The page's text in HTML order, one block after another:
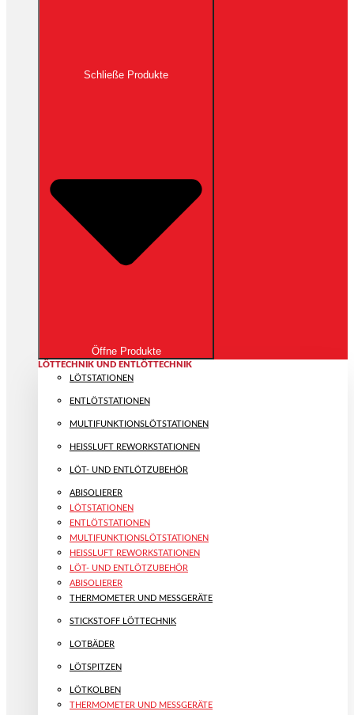
Schließe Produkte
Öffne Produkte
LÖTTECHNIK UND ENTLÖTTECHNIK
LÖTSTATIONEN
ENTLÖTSTATIONEN
MULTIFUNKTIONS­LÖTSTATIONEN
HEISSLUFT REWORKSTATIONEN
LÖT- UND ENTLÖTZUBEHÖR
ABISOLIERER
LÖTSTATIONEN
ENTLÖTSTATIONEN
MULTIFUNKTIONS­LÖTSTATIONEN
HEISSLUFT REWORKSTATIONEN
LÖT- UND ENTLÖTZUBEHÖR
ABISOLIERER
THERMOMETER UND MESSGERÄTE
STICKSTOFF LÖTTECHNIK
LOTBÄDER
LÖTSPITZEN
LÖTKOLBEN
THERMOMETER UND MESSGERÄTE